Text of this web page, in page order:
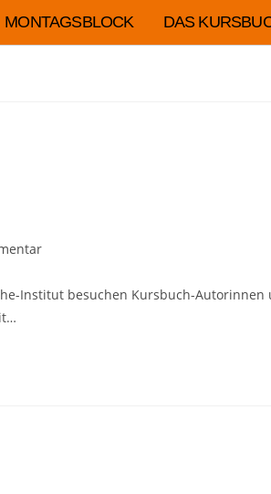
MONTAGSBLOCK DAS
Institut besuchen Kursbuch-